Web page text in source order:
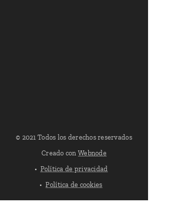
© 2021 Todos los derechos reservados
Creado conWebnode
Política de privacidad
Política de cookies